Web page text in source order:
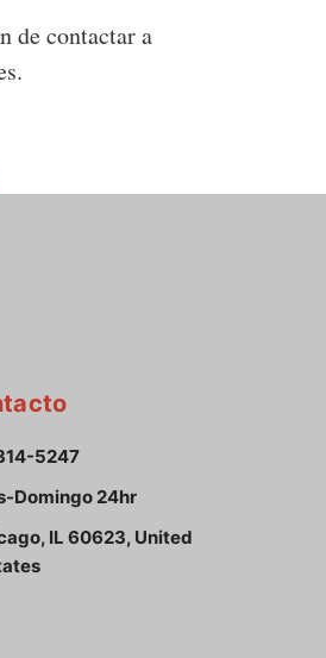
de contactar a
5247
Domingo 24hr
IL 60623, United